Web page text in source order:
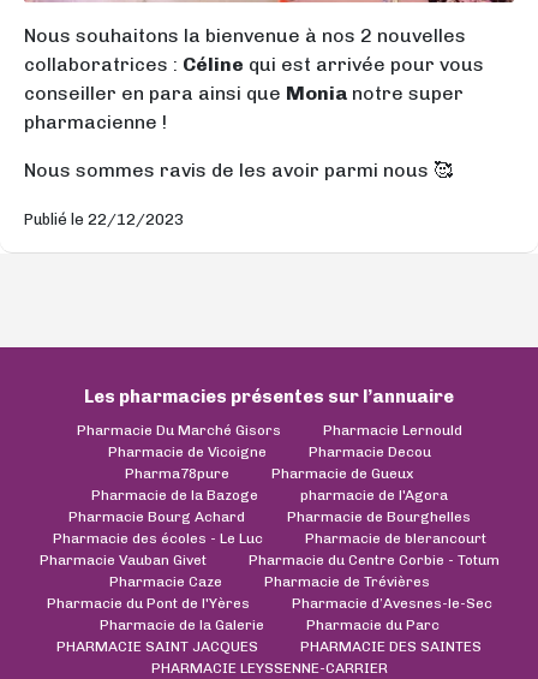
Nous souhaitons la bienvenue à nos 2 nouvelles
collaboratrices : Céline qui est arrivée pour vous
conseiller en para ainsi que Monia notre super
pharmacienne !
Nous sommes ravis de les avoir parmi nous 🥰
Publié le 22/12/2023
Les pharmacies présentes sur l’annuaire
Pharmacie Du Marché Gisors
Pharmacie Lernould
Pharmacie de Vicoigne
Pharmacie Decou
Pharma78pure
Pharmacie de Gueux
Pharmacie de la Bazoge
pharmacie de l'Agora
Pharmacie Bourg Achard
Pharmacie de Bourghelles
Pharmacie des écoles - Le Luc
Pharmacie de blerancourt
Pharmacie Vauban Givet
Pharmacie du Centre Corbie - Totum
Pharmacie Caze
Pharmacie de Trévières
Pharmacie du Pont de l'Yères
Pharmacie d’Avesnes-le-Sec
Pharmacie de la Galerie
Pharmacie du Parc
PHARMACIE SAINT JACQUES
PHARMACIE DES SAINTES
PHARMACIE LEYSSENNE-CARRIER